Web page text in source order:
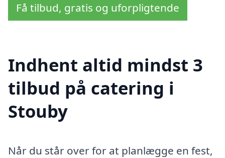
Få tilbud, gratis og uforpligtende
Indhent altid mindst 3
tilbud på catering i
Stouby
Når du står over for at planlægge en fest,